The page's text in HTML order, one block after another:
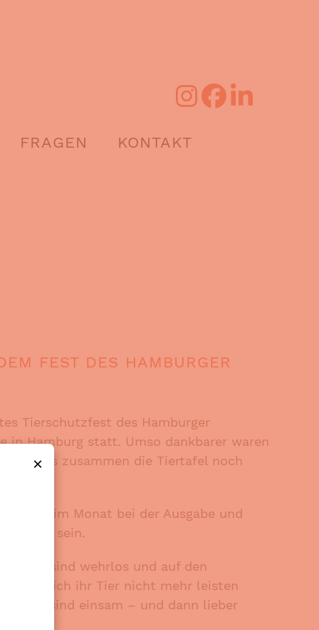
FRAGEN KONTAKT
FEST DES HAMBURGER
Tierschutzfest des Hamburger
in Hamburg statt. Umso dankbarer waren
mit uns zusammen die Tiertafel noch
im Monat bei der Ausgabe und
dabei sein.
„Tiere sind wehrlos und auf den
die sich ihr Tier nicht mehr leisten
ihnen sind einsam – und dann lieber
×